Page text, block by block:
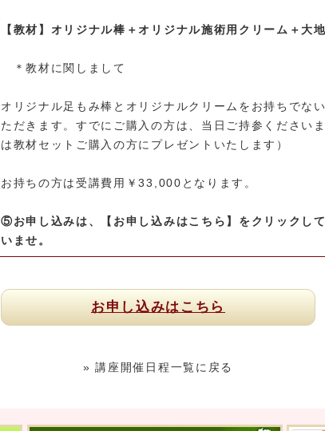
【教材】オリジナル棒＋オリジナル施術用クリーム＋ 大
＊教材に関しまして
オリジナル足もみ棒とオリジナルクリームをお持ちでな
ただきます。すでにご購入の方は、当日ご持参ください
は教材セットご購入の方にプレゼントいたします）
お持ちの方は受講費用￥33,000となります。
⑤お申し込みは、【お申し込みはこちら】をクリックし
いませ。
お申し込みはこちら
» 講座開催日程一覧に戻る